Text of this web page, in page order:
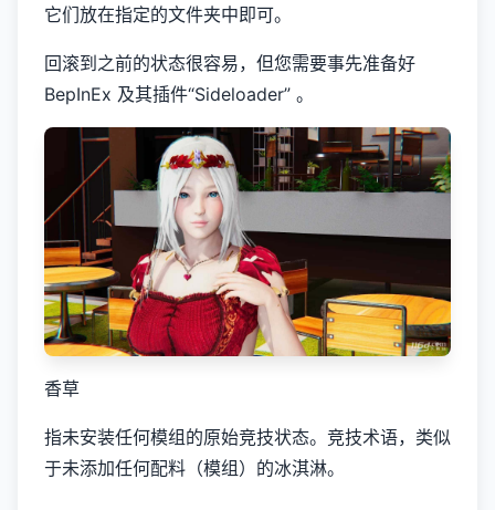
它们放在指定的文件夹中即可。
回滚到之前的状态很容易，但您需要事先准备好
BepInEx 及其插件“Sideloader” 。
香草
指未安装任何模组的原始竞技状态。竞技术语，类似
于未添加任何配料（模组）的冰淇淋。